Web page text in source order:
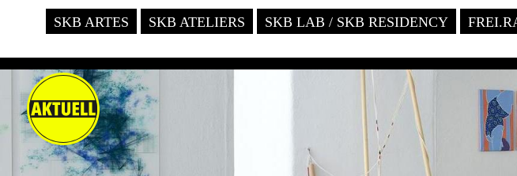
SKB ARTES SKB ATELIERS SKB LAB / SKB RESIDENCY